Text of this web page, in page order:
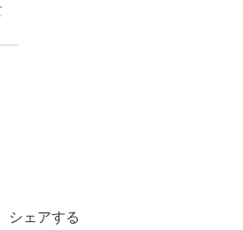
シェアする